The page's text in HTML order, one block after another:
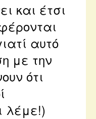
και έτσι
αυτό
με την
ότι
λέμε!)